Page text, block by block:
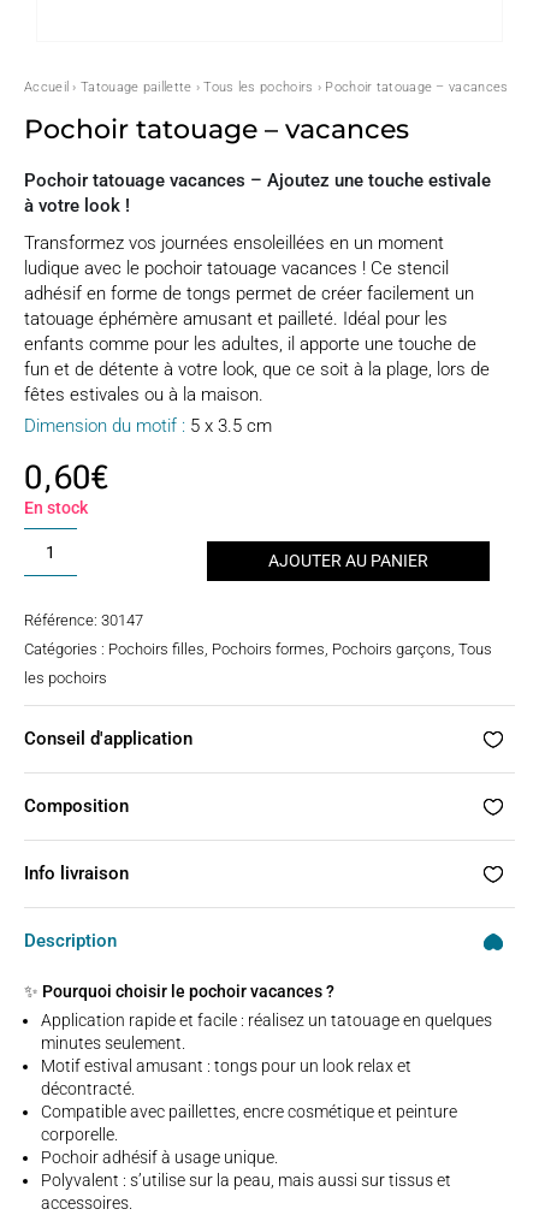
Accueil ›Tatouage paillette ›Tous les pochoirs › Pochoir tatouage – vacances
Pochoir tatouage – vacances
Pochoir tatouage vacances – Ajoutez une touche estivale
à votre look !
Transformez vos journées ensoleillées en un moment
ludique avec le pochoir tatouage vacances ! Ce stencil
adhésif en forme de tongs permet de créer facilement un
tatouage éphémère amusant et pailleté. Idéal pour les
enfants comme pour les adultes, il apporte une touche de
fun et de détente à votre look, que ce soit à la plage, lors de
fêtes estivales ou à la maison.
Dimension du motif : 5 x 3.5 cm
0,60€
En stock
de
vacances
AJOUTER AU PANIER
Référence: 30147
Catégories : Pochoirs filles, Pochoirs formes, Pochoirs garçons, Tous
les pochoirs
Conseil d'application
Composition
Info livraison
Description
✨ Pourquoi choisir le pochoir vacances ?
Application rapide et facile : réalisez un tatouage en quelques
minutes seulement.
Motif estival amusant : tongs pour un look relax et
décontracté.
Compatible avec paillettes, encre cosmétique et peinture
corporelle.
Pochoir adhésif à usage unique.
Polyvalent : s’utilise sur la peau, mais aussi sur tissus et
accessoires.